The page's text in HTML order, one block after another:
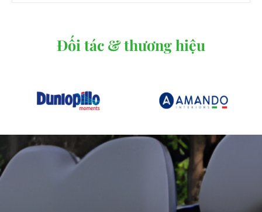
Đối tác & thương hiệu